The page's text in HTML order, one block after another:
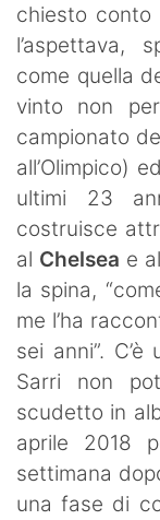
chiesto conto
l’aspettava,
come quella
vinto non
campionato
all’Olimpico)
ultimi 23
costruisce
al Chelsea e
la spina,
me l’ha
sei anni”.
Sarri non
scudetto in
aprile 2018
settimana
una fase di